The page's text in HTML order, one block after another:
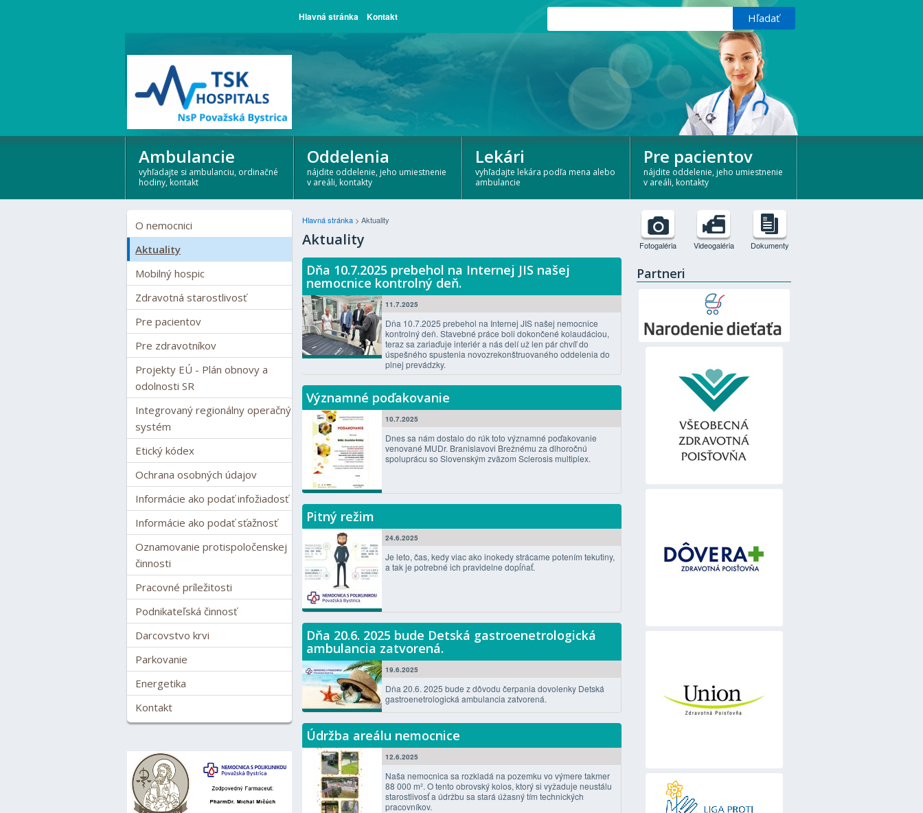
Hlavná stránka Kontakt
Ambulancie
vyhľadajte si ambulanciu, ordinačné
hodiny, kontakt
Oddelenia
nájdite oddelenie, jeho umiestnenie
v areáli, kontakty
Lekári
vyhľadajte lekára podľa mena alebo
ambulancie
Pre pacientov
nájdite oddelenie, jeho umiestnenie
v areáli, kontakty
O nemocnici
Aktuality
Mobilný hospic
Zdravotná starostlivosť
Pre pacientov
Pre zdravotníkov
Projekty EÚ - Plán obnovy a
odolnosti SR
Integrovaný regionálny operačný
systém
Etický kódex
Ochrana osobných údajov
Informácie ako podať infožiadosť
Informácie ako podať sťažnosť
Oznamovanie protispoločenskej
činnosti
Pracovné príležitosti
Podnikateľská činnosť
Darcovstvo krvi
Parkovanie
Energetika
Kontakt
Hlavná stránka > Aktuality
Aktuality
Dňa 10.7.2025 prebehol na Internej JIS našej
nemocnice kontrolný deň.
11.7.2025
Dňa 10.7.2025 prebehol na Internej JIS našej nemocnice
kontrolný deň. Stavebné práce boli dokončené kolaudáciou,
teraz sa zariaďuje interiér a nás delí už len pár chvíľ do
úspešného spustenia novozrekonštruovaného oddelenia do
plnej prevádzky.
Významné poďakovanie
10.7.2025
Dnes sa nám dostalo do rúk toto významné poďakovanie
venované MUDr. Branislavovi Brežnému za dlhoročnú
spoluprácu so Slovenským zväzom Sclerosis multiplex.
Pitný režim
24.6.2025
Je leto, čas, kedy viac ako inokedy strácame potením tekutiny,
a tak je potrebné ich pravidelne dopĺňať.
Dňa 20.6. 2025 bude Detská gastroenetrologická
ambulancia zatvorená.
19.6.2025
Dňa 20.6. 2025 bude z dôvodu čerpania dovolenky Detská
gastroenetrologická ambulancia zatvorená.
Údržba areálu nemocnice
12.6.2025
Naša nemocnica sa rozkladá na pozemku vo výmere takmer
88 000 m². O tento obrovský kolos, ktorý si vyžaduje neustálu
starostlivosť a údržbu sa stará úžasný tím technických
pracovníkov.
Fotogaléria Videogaléria Dokumenty
Partneri